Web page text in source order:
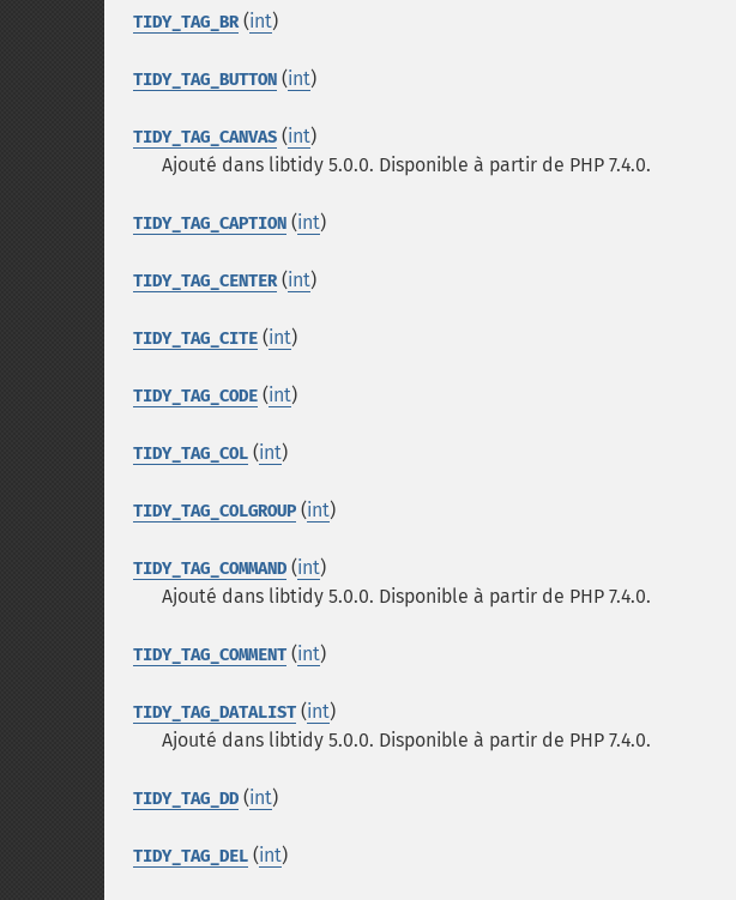
TIDY_TAG_BR(int)
TIDY_TAG_BUTTON (int)
TIDY_TAG_CANVAS (int)
Ajouté dans libtidy 5.0.0. Disponible à partir de PHP 7.4.0.
TIDY_TAG_CAPTION (int)
TIDY_TAG_CENTER(int)
TIDY_TAG_CITE (int)
TIDY_TAG_CODE (int)
TIDY_TAG_COL (int)
TIDY_TAG_COLGROUP (int)
TIDY_TAG_COMMAND (int)
Ajouté dans libtidy 5.0.0. Disponible à partir de PHP 7.4.0.
TIDY_TAG_COMMENT (int)
TIDY_TAG_DATALIST (int)
Ajouté dans libtidy 5.0.0. Disponible à partir de PHP 7.4.0.
TIDY_TAG_DD (int)
TIDY_TAG_DEL (int)